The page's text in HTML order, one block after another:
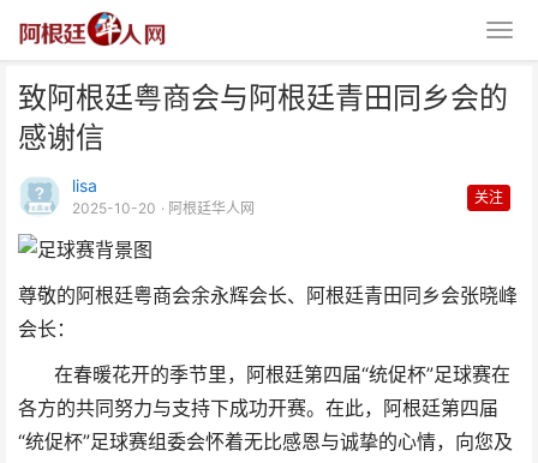
致阿根廷粤商会与阿根廷青田同乡会的
感谢信
lisa
2025-10-20 · 阿根廷华人网
关注
尊敬的阿根廷粤商会余永辉会长、阿根廷青田同乡会张晓峰
会长：
在春暖花开的季节里，阿根廷第四届“统促杯”足球赛在
各方的共同努力与支持下成功开赛。在此，阿根廷第四届
“统促杯”足球赛组委会怀着无比感恩与诚挚的心情，向您及
会的感谢信